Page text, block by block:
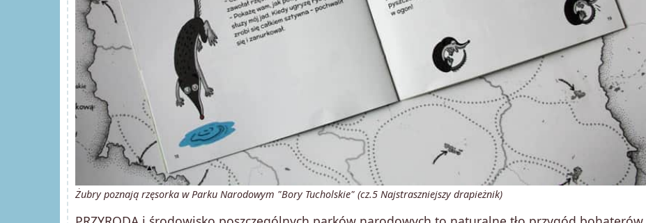
Żubry poznają rzęsorka w Parku Narodowym "Bory Tucholskie" (cz.5 Najstraszniejszy drapieżnik)